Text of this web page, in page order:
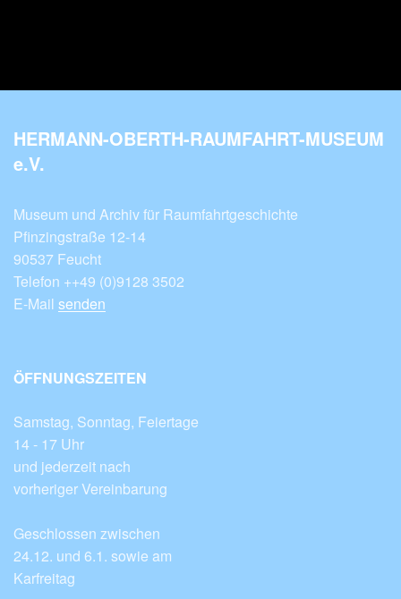
HERMANN-OBERTH-RAUMFAHRT-MUSEUM
e.V.
Museum und Archiv für Raumfahrtgeschichte
Pfinzingstraße 12-14
90537 Feucht
Telefon ++49 (0)9128 3502
E-Mail senden
ÖFFNUNGSZEITEN
Samstag, Sonntag, Feiertage
14 - 17 Uhr
und jederzeit nach
vorheriger Vereinbarung
Geschlossen zwischen
24.12. und 6.1. sowie am
Karfreitag